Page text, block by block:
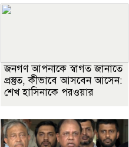
জনগণ আপনাকে স্বাগত জানাতে
প্রস্তুত, কীভাবে আসবেন আসেন:
শেখ হাসিনাকে পরওয়ার